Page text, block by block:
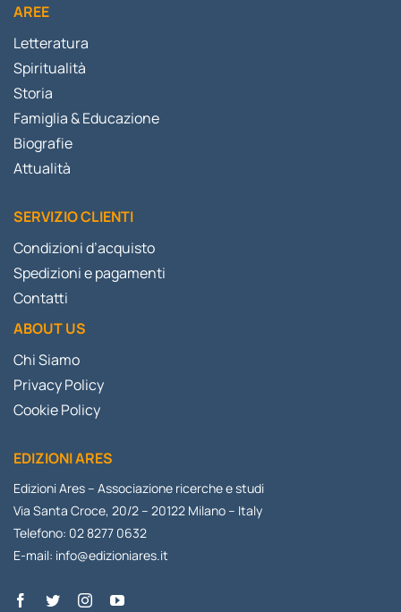
AREE
Letteratura
Spiritualità
Storia
Famiglia & Educazione
Biografie
Attualità
SERVIZIO CLIENTI
Condizioni d’acquisto
Spedizioni e pagamenti
Contatti
ABOUT US
Chi Siamo
Privacy Policy
Cookie Policy
EDIZIONI ARES
Edizioni Ares – Associazione ricerche e studi
Via Santa Croce, 20/2 – 20122 Milano – Italy
Telefono: 02 8277 0632
E-mail: info@edizioniares.it